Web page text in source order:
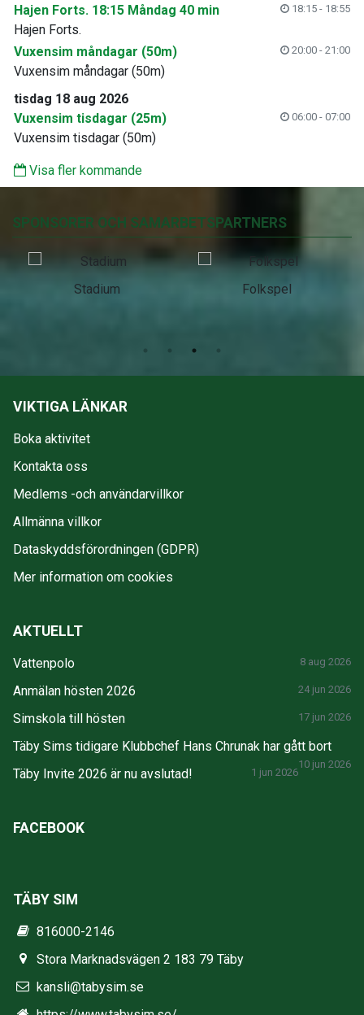
Hajen Forts. 18:15 Måndag 40 min 18:15 - 18:55
Hajen Forts.
Vuxensim måndagar (50m)
20:00 - 21:00
Vuxensim måndagar (50m)
tisdag 18 aug 2026
Vuxensim tisdagar (25m)
06:00 - 07:00
Vuxensim tisdagar (50m)
Visa fler kommande
SPONSORER OCH SAMARBETSPARTNERS
Stadium Folkspel
VIKTIGA LÄNKAR
Boka aktivitet
Kontakta oss
Medlems -och användarvillkor
Allmänna villkor
Dataskyddsförordningen (GDPR)
Mer information om cookies
AKTUELLT
Vattenpolo 8 aug 2026
Anmälan hösten 2026 24 jun 2026
Simskola till hösten 17 jun 2026
Täby Sims tidigare Klubbchef Hans Chrunak har gått bort
10 jun 2026
Täby Invite 2026 är nu avslutad! 1 jun 2026
FACEBOOK
TÄBY SIM
816000-2146
Stora Marknadsvägen 2 183 79 Täby
kansli@tabysim.se